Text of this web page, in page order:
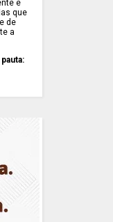
e
que
de
a